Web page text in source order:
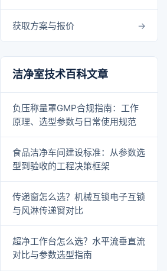
获取方案与报价
洁净室技术百科文章
负压称量罩GMP合规指南：工作
原理、选型参数与日常使用规范
食品洁净车间建设标准：从参数选
型到验收的工程决策框架
传递窗怎么选？机械互锁电子互锁
与风淋传递窗对比
超净工作台怎么选？水平流垂直流
对比与参数选型指南